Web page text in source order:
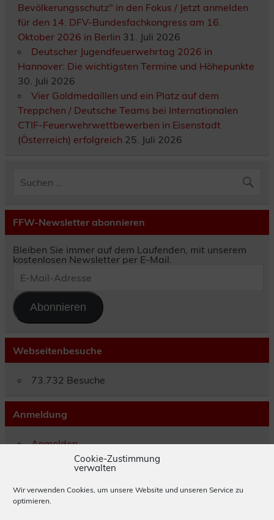
Cookie-Zustimmung
verwalten
Wir verwenden Cookies, um unsere Website und unseren Service zu
optimieren.
Bevölkerungsschutz" in den Fokus / Jetzt anmelden
für den 14. DFV-Bundesfachkongress am 16.
Oktober 2026 in Berlin 31. Juli 2026
Deutscher Jugendfeuerwehrtag 2026 in
Hannover: Die wichtigsten Termine und Höhepunkte
30. Juli 2026
Vier Goldmedaillen und ein Platz auf dem
Treppchen / Deutsche Teams bei Internationalen
CTIF-Feuerwehrwettbewerben in Eisenstadt
(Österreich) erfolgreich 25. Juli 2026
FFW-Newsletter abonnieren
Bleiben Sie immer auf dem Laufenden, mit unserem
kostenlosen Newsletter per E-Mail.
Mail-
Abonnieren
Webseitenbesuche
73.732 Besuche
Anmeldung
Anmelden
Eintrags-Feed
Kommentar-Feed
WordPress.org